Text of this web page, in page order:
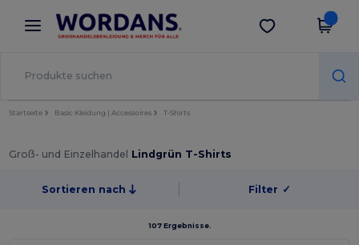
× Wordans App
Bessere Preise in der App!
App holen
Startseite Basic Kleidung | Accessoires T-Shirts
Groß- und Einzelhandel Lindgrün T-Shirts
Sortieren nach Filter ✓
107 Ergebnisse.